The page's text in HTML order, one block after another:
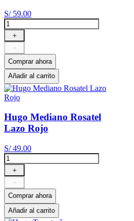
S/ 59.00
＋
－
Comprar ahora
Añadir al carrito
Hugo Mediano Rosatel
Lazo Rojo
S/ 49.00
＋
－
Comprar ahora
Añadir al carrito